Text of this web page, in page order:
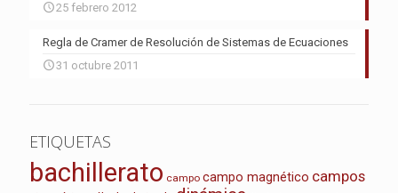
25 febrero 2012
Regla de Cramer de Resolución de Sistemas de Ecuaciones
31 octubre 2011
ETIQUETAS
bachillerato campo campo magnético campos